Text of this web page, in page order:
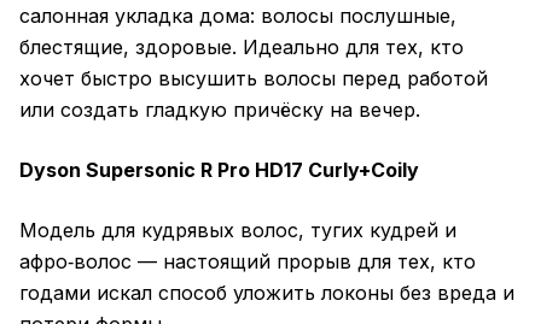
салонная укладка дома: волосы послушные,
блестящие, здоровые. Идеально для тех, кто
хочет быстро высушить волосы перед работой
или создать гладкую причёску на вечер.
Dyson Supersonic R Pro HD17 Curly+Coily
Модель для кудрявых волос, тугих кудрей и
афро‑волос — настоящий прорыв для тех, кто
годами искал способ уложить локоны без вреда и